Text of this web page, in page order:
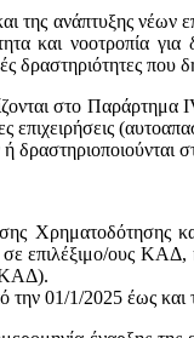
ανάπτυξης νέων
και νοοτροπία
που
στο
Χρηματοδότησης
επιλέξιμο/ους
την 01/1/2025 έως